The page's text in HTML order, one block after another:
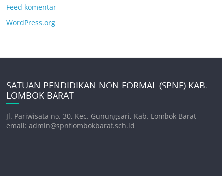
Feed komentar
WordPress.org
SATUAN PENDIDIKAN NON FORMAL (SPNF) KAB.
LOMBOK BARAT
Jl. Pariwisata no. 30, Kec. Gunungsari, Kab. Lombok Barat
email: admin@spnflombokbarat.sch.id